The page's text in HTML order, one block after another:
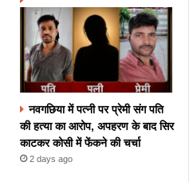
नवगछिया में पत्नी पर प्रेमी संग पति
की हत्या का आरोप, अपहरण के बाद सिर
काटकर कोसी में फेंकने की चर्चा
2 days ago